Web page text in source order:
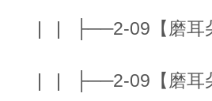
| | ├──2-09【磨耳
| | ├──2-09【磨耳